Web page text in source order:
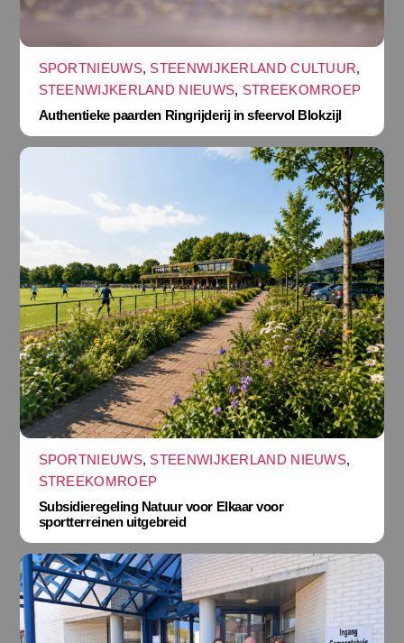
SPORTNIEUWS, STEENWIJKERLAND CULTUUR,
STEENWIJKERLAND NIEUWS, STREEKOMROEP
Authentieke paarden Ringrijderij in sfeervol Blokzijl
SPORTNIEUWS, STEENWIJKERLAND NIEUWS,
STREEKOMROEP
Subsidieregeling Natuur voor Elkaar voor
sportterreinen uitgebreid